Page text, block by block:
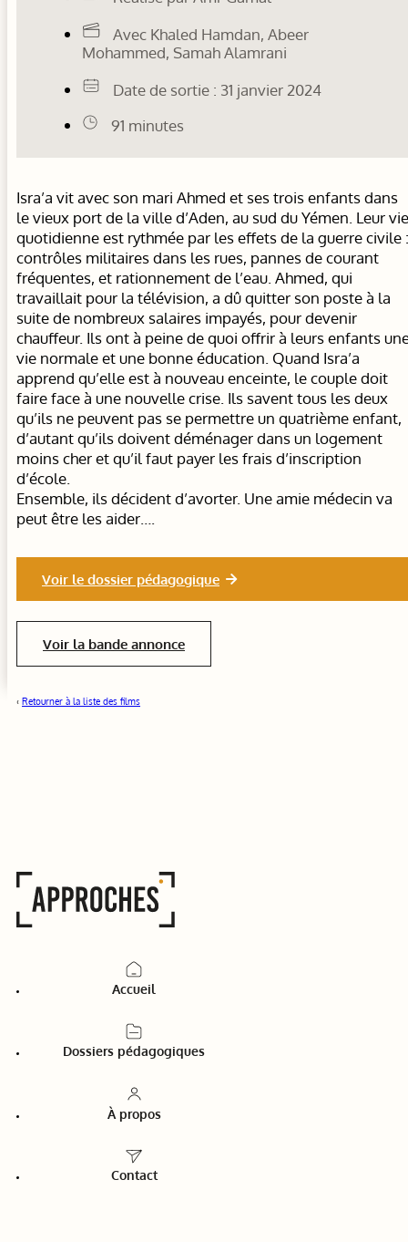
Avec Khaled Hamdan, Abeer
Mohammed, Samah Alamrani
Date de sortie : 31 janvier 2024
91 minutes
Isra’a vit avec son mari Ahmed et ses trois enfants dans
le vieux port de la ville d’Aden, au sud du Yémen. Leur vie
quotidienne est rythmée par les effets de la guerre civile :
contrôles militaires dans les rues, pannes de courant
fréquentes, et rationnement de l’eau. Ahmed, qui
travaillait pour la télévision, a dû quitter son poste à la
suite de nombreux salaires impayés, pour devenir
chauffeur. Ils ont à peine de quoi offrir à leurs enfants
vie normale et une bonne éducation. Quand Isra’a
apprend qu’elle est à nouveau enceinte, le couple doit
faire face à une nouvelle crise. Ils savent tous les deux
qu’ils ne peuvent pas se permettre un quatrième enfant,
d’autant qu’ils doivent déménager dans un logement
moins cher et qu’il faut payer les frais d’inscription
d’école.
Ensemble, ils décident d’avorter. Une amie médecin va
peut être les aider….
Voir le dossier pédagogique
Voir la bande annonce
‹ Retourner à la liste des films
Accueil
Dossiers pédagogiques
À propos
Contact